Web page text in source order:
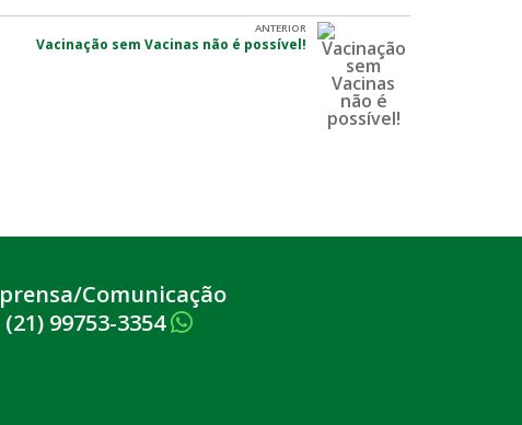
ANTERIOR
Vacinação sem Vacinas não é possível!
Comunicação
(21) 99753-3354